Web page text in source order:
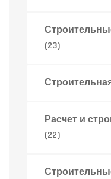
(23)
Расчет и
(22)